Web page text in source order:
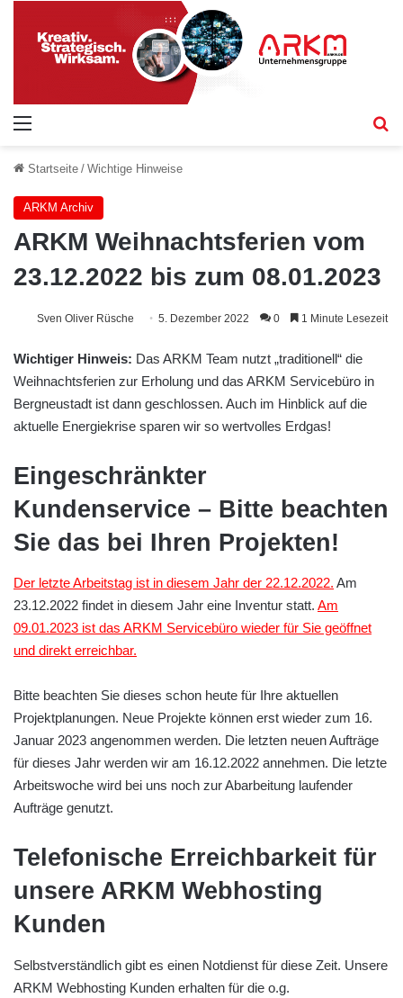
Startseite / Wichtige Hinweise
ARKM Archiv
ARKM Weihnachtsferien vom
23.12.2022 bis zum 08.01.2023
Sven Oliver Rüsche 5. Dezember 2022 0 1 Minute Lesezeit
Wichtiger Hinweis: Das ARKM Team nutzt „traditionell“ die
Weihnachtsferien zur Erholung und das ARKM Servicebüro in
Bergneustadt ist dann geschlossen. Auch im Hinblick auf die
aktuelle Energiekrise sparen wir so wertvolles Erdgas!
Eingeschränkter
Kundenservice – Bitte beachten
Sie das bei Ihren Projekten!
Der letzte Arbeitstag ist in diesem Jahr der 22.12.2022. Am
23.12.2022 findet in diesem Jahr eine Inventur statt. Am
09.01.2023 ist das ARKM Servicebüro wieder für Sie geöffnet
und direkt erreichbar.
Bitte beachten Sie dieses schon heute für Ihre aktuellen
Projektplanungen. Neue Projekte können erst wieder zum 16.
Januar 2023 angenommen werden. Die letzten neuen Aufträge
für dieses Jahr werden wir am 16.12.2022 annehmen. Die letzte
Arbeitswoche wird bei uns noch zur Abarbeitung laufender
Aufträge genutzt.
Telefonische Erreichbarkeit für
unsere ARKM Webhosting
Kunden
Selbstverständlich gibt es einen Notdienst für diese Zeit. Unsere
ARKM Webhosting Kunden erhalten für die o.g.